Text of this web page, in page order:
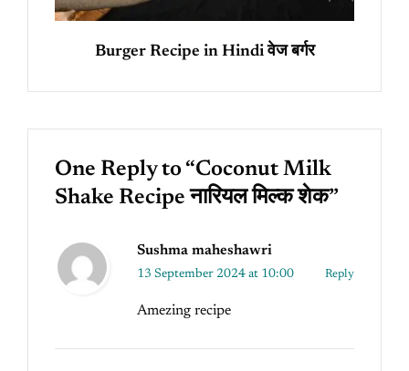
Burger Recipe in Hindi वेज बर्गर
One Reply to “Coconut Milk
Shake Recipe नारियल मिल्क शेक”
Sushma maheshawri
13 September 2024 at 10:00 Reply
Amezing recipe